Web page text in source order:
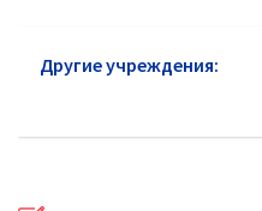
Другие учреждения: